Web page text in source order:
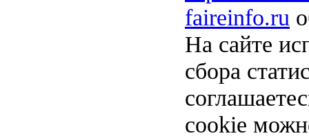
faireinfo.ru
На сайте
сбора
cookie